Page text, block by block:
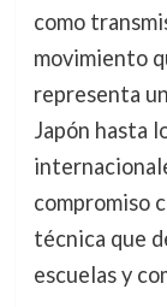
como
movimiento
representa
Japón hasta
compromiso
técnica que
escuelas y